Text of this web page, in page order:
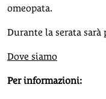
omeopata.
Durante la serata
Dove siamo
Per informazioni: